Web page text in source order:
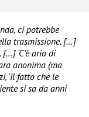
ci potrebbe
trasmissione. […]
‘C’è aria di
anonima (ma
‘Il fatto che le
si sa da anni